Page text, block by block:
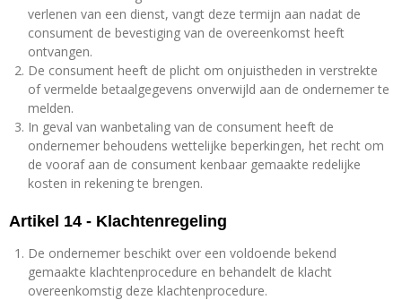
verlenen van een dienst, vangt deze termijn aan nadat de
consument de bevestiging van de overeenkomst heeft
ontvangen.
De consument heeft de plicht om onjuistheden in verstrekte
of vermelde betaalgegevens onverwijld aan de ondernemer te
melden.
In geval van wanbetaling van de consument heeft de
ondernemer behoudens wettelijke beperkingen, het recht om
de vooraf aan de consument kenbaar gemaakte redelijke
kosten in rekening te brengen.
Artikel 14 - Klachtenregeling
De ondernemer beschikt over een voldoende bekend
gemaakte klachtenprocedure en behandelt de klacht
overeenkomstig deze klachtenprocedure.